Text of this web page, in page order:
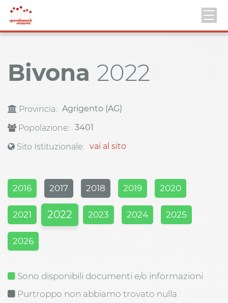
Bivona 2022
Provincia: Agrigento (AG)
Popolazione: 3401
Sito Istituzionale: vai al sito
2016 2017 2018 2019 2020
2021 2022 2023 2024 2025
2026
Sono disponibili documenti e/o informazioni
Purtroppo non abbiamo trovato nulla